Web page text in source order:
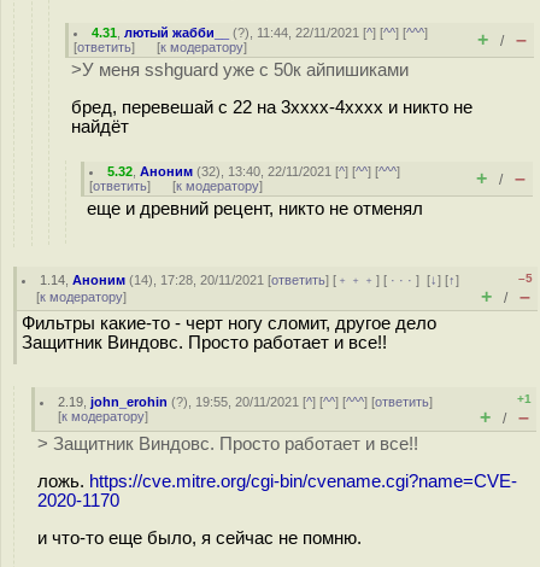
4.31 ,лютый жабби__ (?), 11:44, 22/11/2021 [^] [^^] [^^^]
[ответить] [к модератору] + / –
>У меня sshguard уже с 50к айпишиками
бред, перевешай с 22 на 3хххх-4хххх и никто не
найдёт
5.32 ,Аноним (32), 13:40, 22/11/2021 [^] [^^] [^^^]
[ответить] [к модератору] + / –
еще и древний рецент, никто не отменял
1.14 ,Аноним (14), 17:28, 20/11/2021 [ответить] [ ﹢﹢﹢] [ · · ·][↓] [↑]
[к модератору]
–5
+ / –
Фильтры какие-то - черт ногу сломит, другое дело
Защитник Виндовс. Просто работает и все!!
2.19 ,john_erohin (?), 19:55, 20/11/2021 [^] [^^] [^^^] [ответить]
[к модератору]
+1
+ / –
> Защитник Виндовс. Просто работает и все!!
ложь. https://cve.mitre.org/cgi-bin/cvename.cgi?name=CVE-
2020-1170
и что-то еще было, я сейчас не помню.